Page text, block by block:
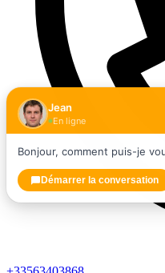
Jean
En ligne
Bonjour, comment puis-je
Démarrer la conversation